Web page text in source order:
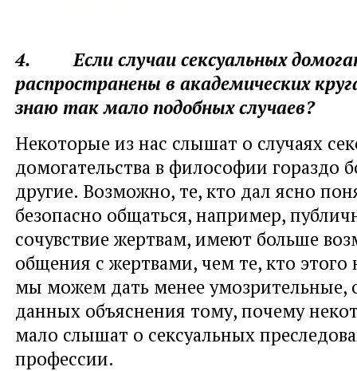
4. Если случаи сексуальных
распространены в академических
знаю так мало подобных случаев?
Некоторые из нас слышат о случаях
домогательства в философии гораздо
другие. Возможно, те, кто дал ясно
безопасно общаться, например,
сочувствие жертвам, имеют больше
общения с жертвами, чем те, кто этого
мы можем дать менее умозрительные,
данных объяснения тому, почему
мало слышат о сексуальных
профессии.